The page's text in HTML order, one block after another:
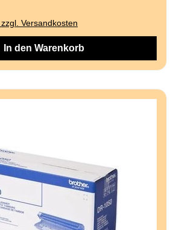
Versandkosten
In den Warenkorb